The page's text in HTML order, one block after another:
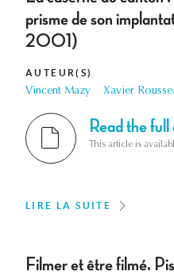
prisme de son
2001)
AUTEUR(S)
Vincent Mazy Xavier
Read the
This article is
LIRE LA SUITE
Filmer et être filmé.